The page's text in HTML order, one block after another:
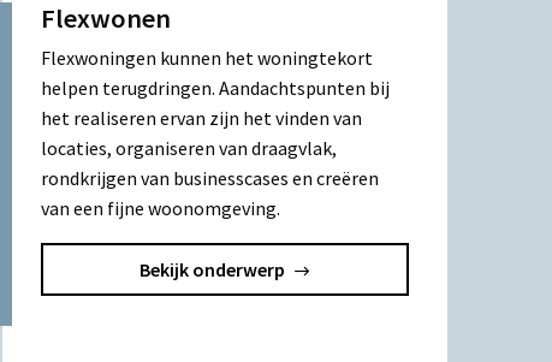
Flexwonen
Flexwoningen kunnen het woningtekort
helpen terugdringen. Aandachtspunten bij
het realiseren ervan zijn het vinden van
locaties, organiseren van draagvlak,
rondkrijgen van businesscases en creëren
van een fijne woonomgeving.
Bekijk onderwerp